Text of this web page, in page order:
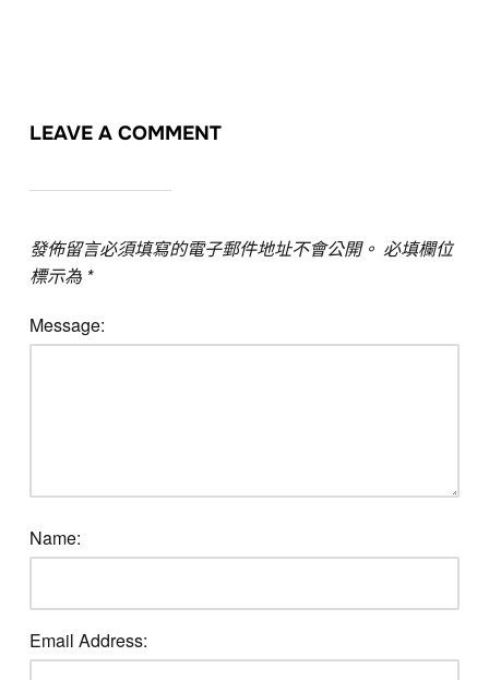
LEAVE A COMMENT
發佈留言必須填寫的電子郵件地址不會公開。 必填欄位
標示為 *
Message:
Name:
Email Address: